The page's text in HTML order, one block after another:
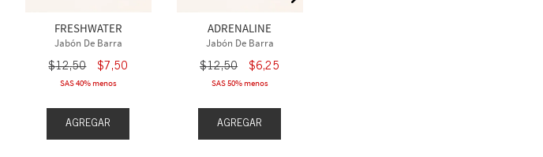
FRESHWATER
Jabón De Barra
$12,50 $7,50
SAS 40% menos
AGREGAR
ADRENALINE
Jabón De Barra
$12,50 $6,25
SAS 50% menos
AGREGAR